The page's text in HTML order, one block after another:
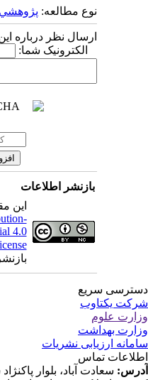
نوع مطالعه:پژوهشي|
ارسال نظر درباره
الکترونیک شما:
بازنشر اطلاعات
این
4.0
سریع
یکتاوب
علوم
بهداشت
ارزیابی نشریات
تماس
سعادت آباد، بلوار